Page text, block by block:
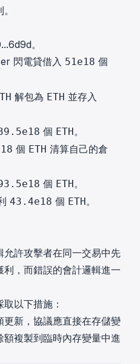
。
閃電貸借入 51e18 個
解包為 ETH 並存入
個 ETH。
個 ETH 清算自己的倉
個 ETH。
43.4e18 個 ETH。
許攻擊者在同一交易中先
，而錯誤的會計邏輯進一
以下措施：
新，協議應直接在存儲變
複製到臨時內存變量中進